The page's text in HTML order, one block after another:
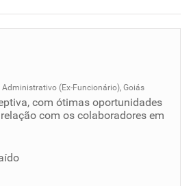
familiar
(Ex-Funcionário), Goiás
com ótimas oportunidades
com os colaboradores em